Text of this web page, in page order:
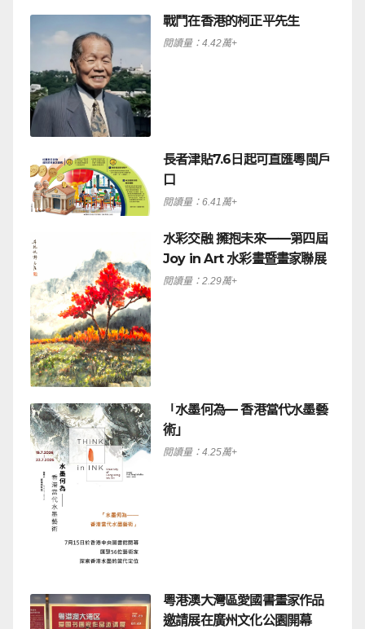
戰鬥在香港的柯正平先生
閱讀量：4.42萬+
長者津貼7.6日起可直匯粵閩戶
口
閱讀量：6.41萬+
水彩交融 擁抱未來——第四屆
Joy in Art 水彩畫暨畫家聯展
閱讀量：2.29萬+
「水墨何為— 香港當代水墨藝
術」
閱讀量：4.25萬+
粵港澳大灣區愛國書畫家作品
邀請展在廣州文化公園開幕